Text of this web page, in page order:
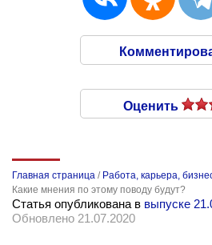
Оценить
Главная страница / Работа, карьера,
Какие мнения по этому поводу будут?
Статья опубликована в выпуске
Обновлено 21.07.2020